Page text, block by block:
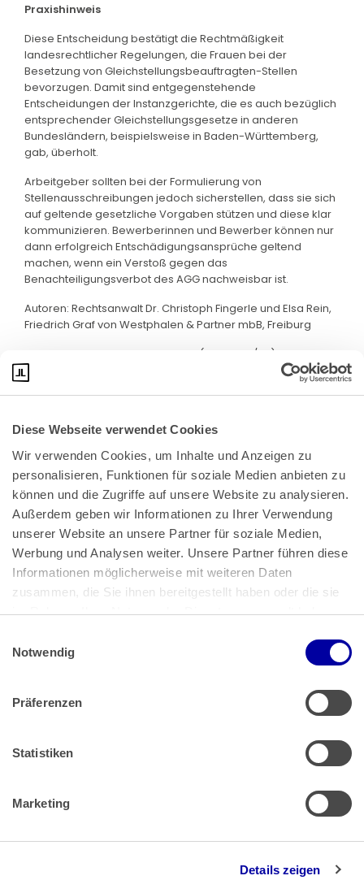
Diese Webseite verwendet Cookies
Wir verwenden Cookies, um Inhalte und Anzeigen zu
personalisieren, Funktionen für soziale Medien anbieten zu
können und die Zugriffe auf unsere Website zu analysieren.
Außerdem geben wir Informationen zu Ihrer Verwendung
unserer Website an unsere Partner für soziale Medien,
Werbung und Analysen weiter. Unsere Partner führen diese
Informationen möglicherweise mit weiteren Daten
zusammen, die Sie ihnen bereitgestellt haben oder die sie
im Rahmen Ihrer Nutzung der Dienste gesammelt haben.
Impressum
Notwendig
Präferenzen
Statistiken
Marketing
Details zeigen
Praxishinweis
Diese Entscheidung bestätigt die Rechtmäßigkeit
landesrechtlicher Regelungen, die Frauen bei der
Besetzung von Gleichstellungsbeauftragten-Stellen
bevorzugen. Damit sind entgegenstehende
Entscheidungen der Instanzgerichte, die es auch bezüglich
entsprechender Gleichstellungsgesetze in anderen
Bundesländern, beispielsweise in Baden-Württemberg,
gab, überholt.
Arbeitgeber sollten bei der Formulierung von
Stellenausschreibungen jedoch sicherstellen, dass sie sich
auf geltende gesetzliche Vorgaben stützen und diese klar
kommunizieren. Bewerberinnen und Bewerber können nur
dann erfolgreich Entschädigungsansprüche geltend
machen, wenn ein Verstoß gegen das
Benachteiligungsverbot des AGG nachweisbar ist.
Autoren: Rechtsanwalt Dr. Christoph Fingerle und Elsa Rein,
Friedrich Graf von Westphalen & Partner mbB, Freiburg
Quelle: BAG, Urteil vom 17.10.2024 (8 AZR 214/23)
Bundeskanzlerplatz 2
53113 Bonn
Pressemitteilungen|AGB
Impressum|Datenschutz
Muster Widerrufsformular (PDF)
Barrierefreiheit